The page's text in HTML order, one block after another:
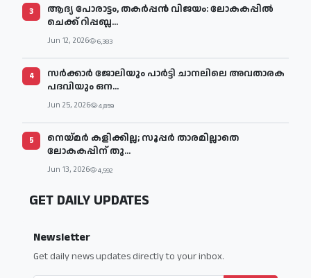
3
ആദ്യ പോരാട്ടം, തകർപ്പൻ വിജയം: ലോകകപ്പിൽ
ചെക്ക് റിപ്പബ്ല...
Jun 12, 2026 6,383
4
സര്‍ക്കാര്‍ ജോലിയും പാര്‍ട്ടി ചാനലിലെ അവതാരക
പദവിയും ഒന...
Jun 25, 2026 4,859
5
നെയ്മര്‍ കളിക്കില്ല; സൂപ്പര്‍ താരമില്ലാതെ
ലോകകപ്പിന് തു...
Jun 13, 2026 4,592
GET DAILY UPDATES
Newsletter
Get daily news updates directly to your inbox.